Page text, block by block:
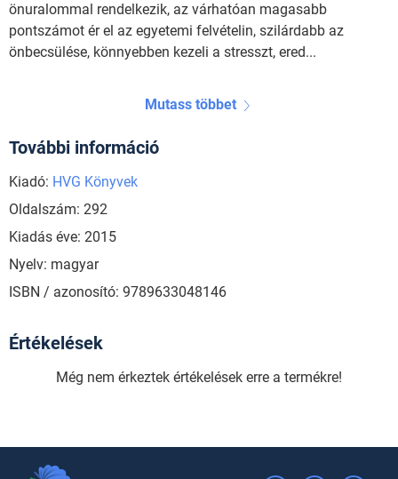
önuralommal rendelkezik, az várhatóan magasabb
pontszámot ér el az egyetemi felvételin, szilárdabb az
önbecsülése, könnyebben kezeli a stresszt, ered...
Mutass többet
További információ
Kiadó: HVG Könyvek
Oldalszám: 292
Kiadás éve: 2015
Nyelv: magyar
ISBN / azonosító: 9789633048146
Értékelések
Még nem érkeztek értékelések erre a termékre!